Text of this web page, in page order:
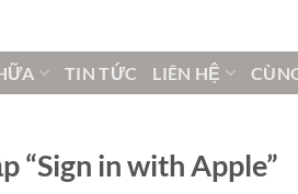
TIN TỨC LIÊN HỆ
“Sign in with Apple”